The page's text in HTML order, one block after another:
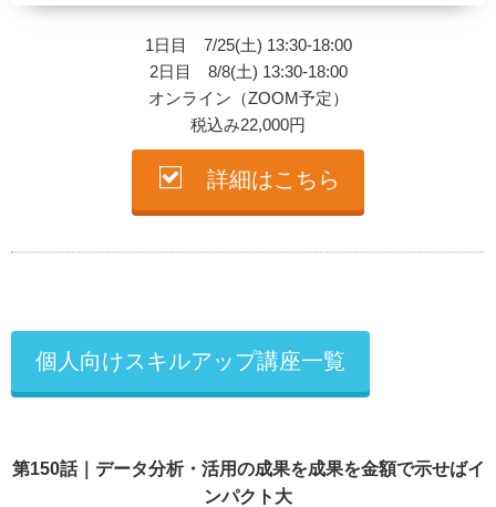
1日目 7/25(土) 13:30-18:00
2日目 8/8(土) 13:30-18:00
オンライン（ZOOM予定）
税込み22,000円
詳細はこちら
個人向けスキルアップ講座一覧
第150話｜データ分析・活用の成果を成果を金額で示せばイ
ンパクト大